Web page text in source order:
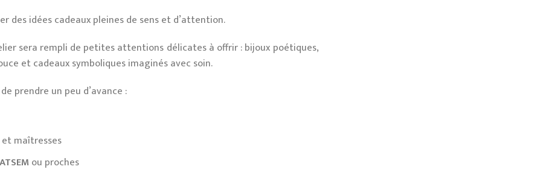
idées cadeaux pleines de sens et d’attention.
sera rempli de petites attentions délicates à offrir : bijoux poétiques,
et cadeaux symboliques imaginés avec soin.
prendre un peu d’avance :
maîtresses
ou proches